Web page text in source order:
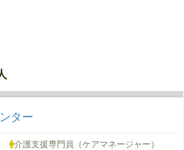
ター
介護支援専門員（ケアマネージャー）